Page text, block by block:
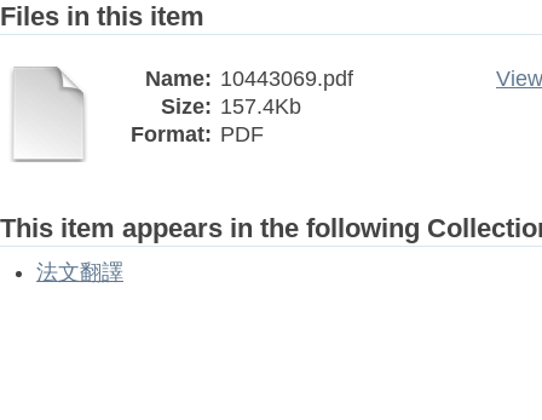
Files in this item
Name: 10443069.pdf
Size: 157.4Kb
Format: PDF
This item appears in the following
法文翻譯